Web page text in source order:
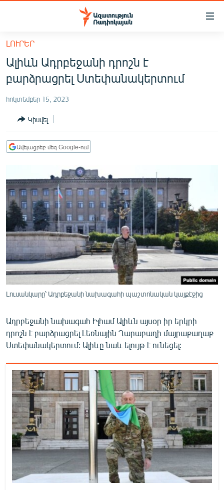
Մատչելիության
հիմնական
բովանդակությանը
հիմնական
մենյուին
ՀԱՅԱՍՏԱՆ
ՔԱՂԱՔԱԿԱՆ
ԸՆՏՐՈՒԹՅՈՒՆՆԵՐ 2026
ԻՐԱՎՈՒՆՔ
ՀԱՍԱՐԱԿՈՒԹՅՈՒՆ
ՂԱՐԱԲԱՂ
ՊԱՏԵՐԱԶՄԻ 6 ՇԱԲԱԹՆԵՐԸ
ՏԱՐԱԾԱՇՐՋԱՆ
ՄԻՋԱԶԳԱՅԻՆ
ՄՇԱԿՈՒՅԹ
ՍՊՈՐՏ
ՄԵԿՆԱԲԱՆՈՒԹՅՈՒՆ
ԿՈՐՈՆԱՎԻՐՈՒՍ
ԱՐԽԻՎ
ԲԱՆԱՎԵՃ
ՁԳՏԵԼՈՎ ԼԱՎԱԳՈՒՅՆԻՆ
ՓՈԴՔԱՍԹ
Հայերեն
English
Русский
ԼՈՒՐԵՐ
Ալիևն Ադրբեջանի դրոշն է
բարձրացրել Ստեփանակերտում
հոկտեմբեր 15, 2023
Կիսվել
Ավելացրեք մեզ Google-ում
Լուսանկարը՝ Ադրբեջանի նախագահի պաշտոնական կայքէջից
Ադրբեջանի նախագահ Իլհամ Ալիևն այսօր իր երկրի
դրոշն է բարձրացրել Լեռնային Ղարաբաղի մայրաքաղաք
Ստեփանակերտում: Ալիևը նաև ելույթ է ունեցել: